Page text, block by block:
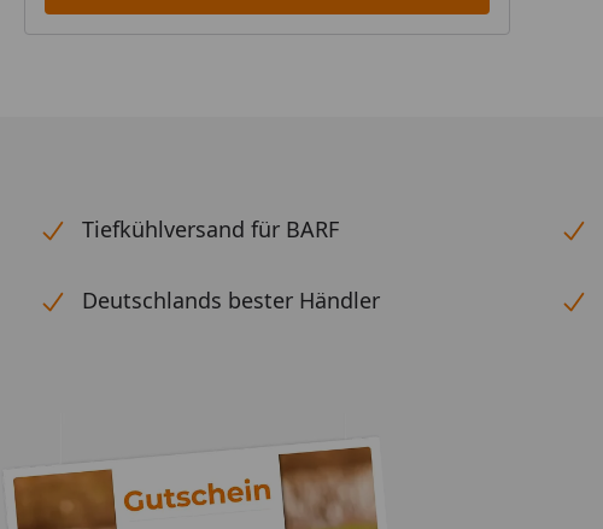
Tiefkühlversand für BARF
Deutschlands bester Händler